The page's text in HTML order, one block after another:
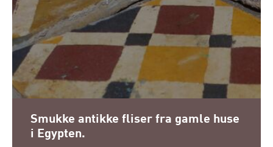
Smukke antikke fliser fra gamle huse
i Egypten.